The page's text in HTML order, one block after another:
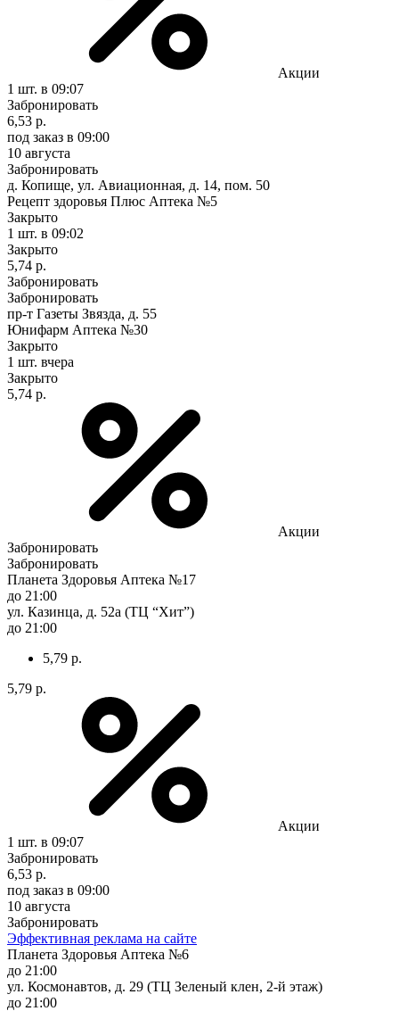
Акции
1 шт. в 09:07
Забронировать
6,53 р.
под заказ в 09:00
10 августа
Забронировать
д. Копище, ул. Авиационная, д. 14, пом. 50
Рецепт здоровья Плюс Аптека №5
Закрыто
1 шт. в 09:02
Закрыто
5,74 р.
Забронировать
Забронировать
пр-т Газеты Звязда, д. 55
Юнифарм Аптека №30
Закрыто
1 шт. вчера
Закрыто
5,74 р.
Акции
Забронировать
Забронировать
Планета Здоровья Аптека №17
до 21:00
ул. Казинца, д. 52а (ТЦ “Хит”)
до 21:00
5,79 р.
5,79 р.
Акции
1 шт. в 09:07
Забронировать
6,53 р.
под заказ в 09:00
10 августа
Забронировать
Эффективная реклама на сайте
Планета Здоровья Аптека №6
до 21:00
ул. Космонавтов, д. 29 (ТЦ Зеленый клен, 2-й этаж)
до 21:00